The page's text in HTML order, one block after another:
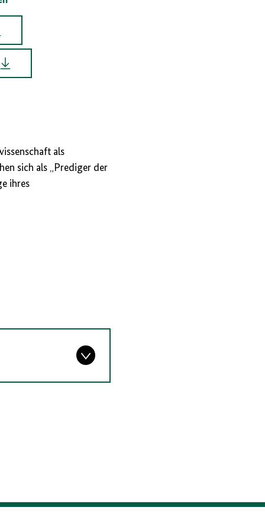
als
sich als „Prediger der
ihres